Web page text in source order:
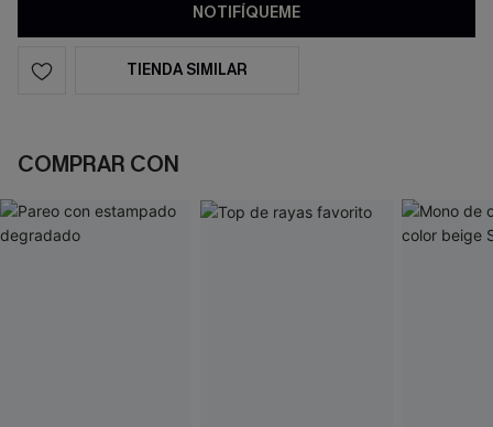
NOTIFÍQUEME
TIENDA SIMILAR
COMPRAR CON